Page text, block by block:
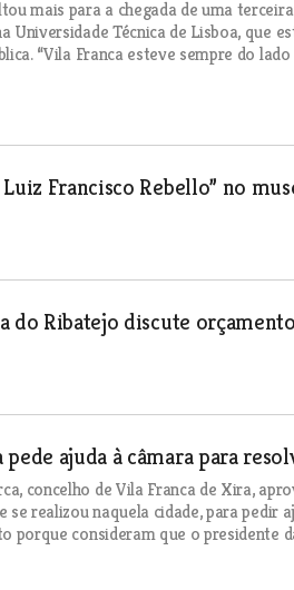
mais para a chegada de uma
Universidade Técnica de Lisboa, que
“Vila Franca esteve sempre do
Francisco Rebello” no
do Ribatejo discute orçamento
pede ajuda à câmara para
concelho de Vila Franca de Xira,
se realizou naquela cidade, para pedir
porque consideram que o presidente